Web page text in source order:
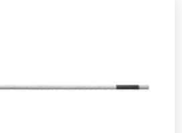
ทียบได้กับเพชร มีการ传导ความร้อนออกมา
วทางอุณหภูมิต่ำ, และความต้านทานต่อกรด